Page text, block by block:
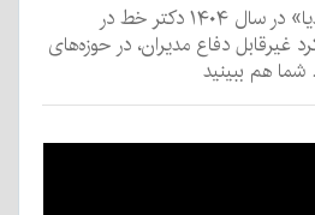
در اولین قسمت «قاچ مدیا» در سال ۱۴۰۴ دکتر خط در
غیرقابل دفاع مدیران، در حوزه‌های
هم ببینید